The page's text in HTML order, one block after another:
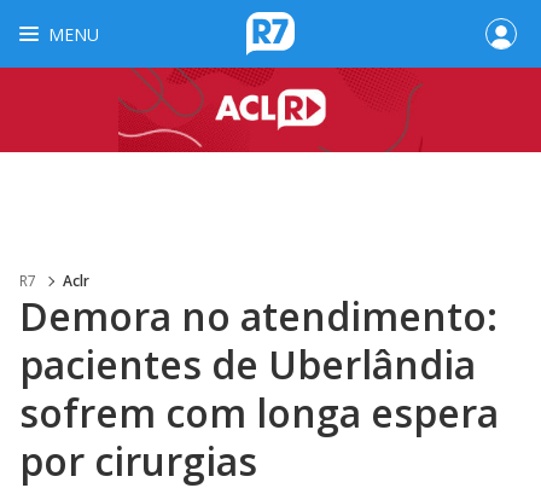
MENU
R7 Aclr
Demora no atendimento:
pacientes de Uberlândia
sofrem com longa espera
por cirurgias